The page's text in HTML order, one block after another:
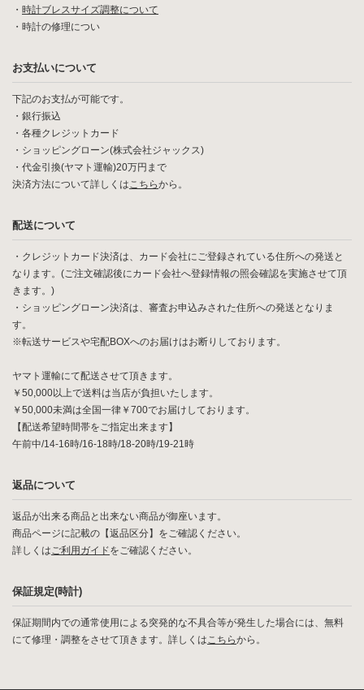
・ 時計ブレスサイズ調整について
・ 時計の修理につい
お支払いについて
下記のお支払が可能です。
・銀行振込
・各種クレジットカード
・ショッピングローン(株式会社ジャックス)
・代金引換(ヤマト運輸)20万円まで
決済方法について詳しくはこちらから。
配送について
・クレジットカード決済は、カード会社にご登録されている住所への発送と
なります。(ご注文確認後にカード会社へ登録情報の照会確認を実施させて頂
きます。)
・ショッピングローン決済は、審査お申込みされた住所への発送となりま
す。
※転送サービスや宅配BOXへのお届けはお断りしております。
ヤマト運輸にて配送させて頂きます。
￥50,000以上で送料は当店が負担いたします。
￥50,000未満は全国一律￥700でお届けしております。
【配送希望時間帯をご指定出来ます】
午前中/14-16時/16-18時/18-20時/19-21時
返品について
返品が出来る商品と出来ない商品が御座います。
商品ページに記載の【返品区分】をご確認ください。
詳しくはご利用ガイドをご確認ください。
保証規定(時計)
保証期間内での通常使用による突発的な不具合等が発生した場合には、無料
にて修理・調整をさせて頂きます。詳しくはこちらから。